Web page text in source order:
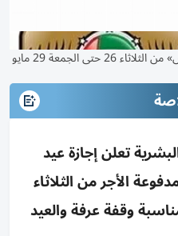
الجمعة 29 مايو
تعلن إجازة عيد
الأجر من الثلاثاء